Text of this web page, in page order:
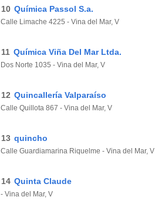
10 Química Passol S.a.
Calle Limache 4225 - Vina del Mar, V
11 Química Viña Del Mar Ltda.
Dos Norte 1035 - Vina del Mar, V
12 Quincallería Valparaíso
Calle Quillota 867 - Vina del Mar, V
13 quincho
Calle Guardiamarina Riquelme - Vina del Mar, V
14 Quinta Claude
- Vina del Mar, V